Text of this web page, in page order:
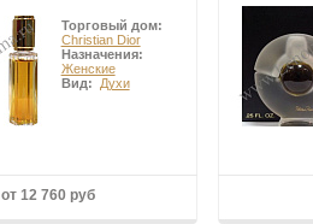
Торговый дом:
Christian Dior
Назначения:
Женские
Вид:
Духи
от 12 760 руб